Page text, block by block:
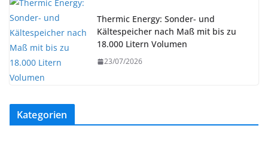
Thermic Energy: Sonder- und
Kältespeicher nach Maß mit bis zu
18.000 Litern Volumen
23/07/2026
Kategorien